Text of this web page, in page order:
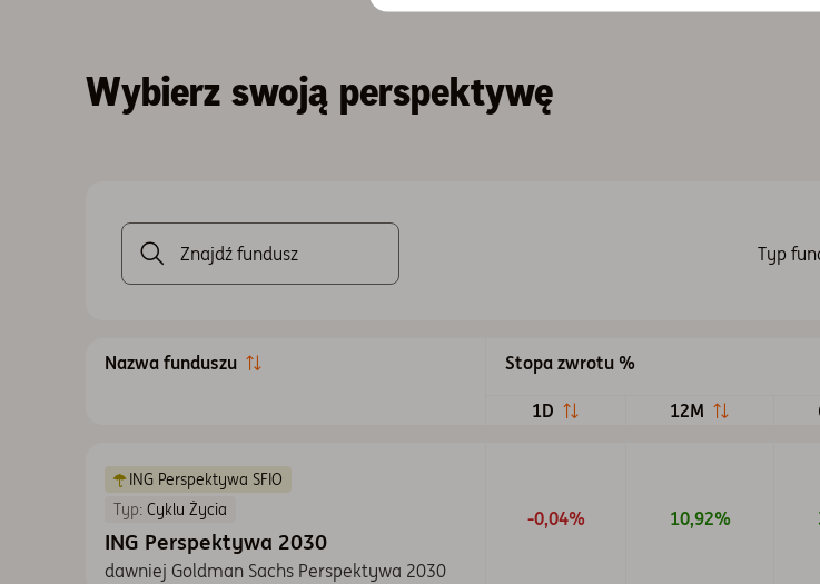
Wybierz swoją perspektywę
Typ
Nazwa funduszu
Stopa zwrotu %
1D 12M
ING Perspektywa SFIO
Typ: Cyklu Życia
ING Perspektywa 2030
dawniej Goldman Sachs Perspektywa 2030
-0,04% 10,92%